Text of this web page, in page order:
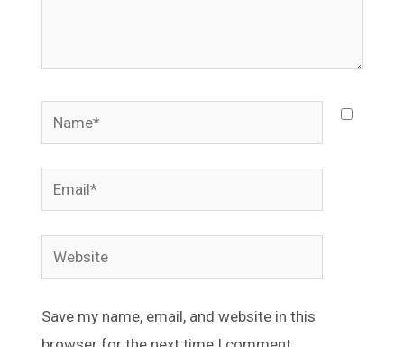
Name*
Email*
Website
Save my name, email, and website in this